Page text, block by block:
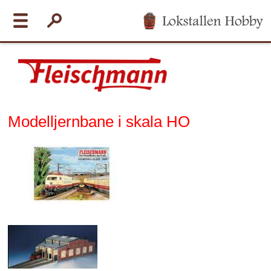
Modelljernbane i skala HO